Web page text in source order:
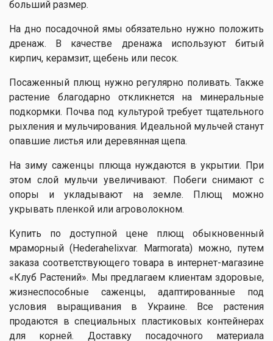
больший размер.
На дно посадочной ямы обязательно нужно положить
дренаж. В качестве дренажа используют битый
кирпич, керамзит, щебень или песок.
Посаженный плющ нужно регулярно поливать. Также
растение благодарно откликнется на минеральные
подкормки. Почва под культурой требует тщательного
рыхления и мульчирования. Идеальной мульчей станут
опавшие листья или деревянная щепа.
На зиму саженцы плюща нуждаются в укрытии. При
этом слой мульчи увеличивают. Побеги снимают с
опоры и укладывают на земле. Плющ можно
укрывать пленкой или агроволокном.
Купить по доступной цене плющ обыкновенный
мраморный (Hederahelixvar. Marmorata) можно, путем
заказа соответствующего товара в интернет-магазине
«Клуб Растений». Мы предлагаем клиентам здоровые,
жизнеспособные саженцы, адаптированные под
условия выращивания в Украине. Все растения
продаются в специальных пластиковых контейнерах
для корней. Доставку посадочного материала